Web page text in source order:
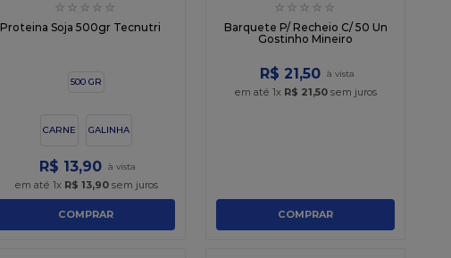
☆ ☆ ☆ ☆ ☆
Proteina Soja 500gr Tecnutri
500 GR
CARNE GALINHA
R$ 13,90
em até 1x R$ 13,90sem juros
COMPRAR
☆ ☆ ☆ ☆ ☆
Barquete P/ Recheio C/ 50 Un
Gostinho Mineiro
R$ 21,50
em até 1x R$ 21,50 sem juros
COMPRAR